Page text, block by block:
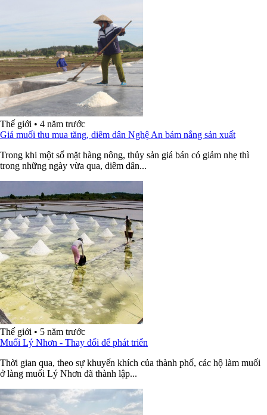
Thế giới • 4 năm trước
Giá muối thu mua tăng, diêm dân Nghệ An bám nắng sản xuất
Trong khi một số mặt hàng nông, thủy sản giá bán có giảm nhẹ thì
trong những ngày vừa qua, diêm dân...
Thế giới • 5 năm trước
Muối Lý Nhơn - Thay đổi để phát triển
Thời gian qua, theo sự khuyến khích của thành phố, các hộ làm muối
ở làng muối Lý Nhơn đã thành lập...